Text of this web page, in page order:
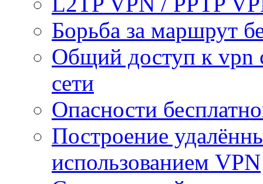
Борьба за маршрут
Общий доступ к vpn
сети
Опасности
Построение
использованием VPN